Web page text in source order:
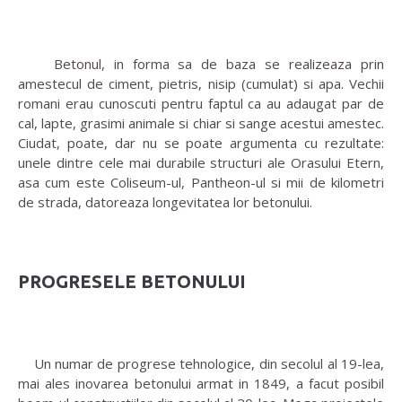
Betonul, in forma sa de baza se realizeaza prin
amestecul de ciment, pietris, nisip (cumulat) si apa. Vechii
romani erau cunoscuti pentru faptul ca au adaugat par de
cal, lapte, grasimi animale si chiar si sange acestui amestec.
Ciudat, poate, dar nu se poate argumenta cu rezultate:
unele dintre cele mai durabile structuri ale Orasului Etern,
asa cum este Coliseum-ul, Pantheon-ul si mii de kilometri
de strada, datoreaza longevitatea lor betonului.
PROGRESELE BETONULUI
Un numar de progrese tehnologice, din secolul al 19-lea,
mai ales inovarea betonului armat in 1849, a facut posibil